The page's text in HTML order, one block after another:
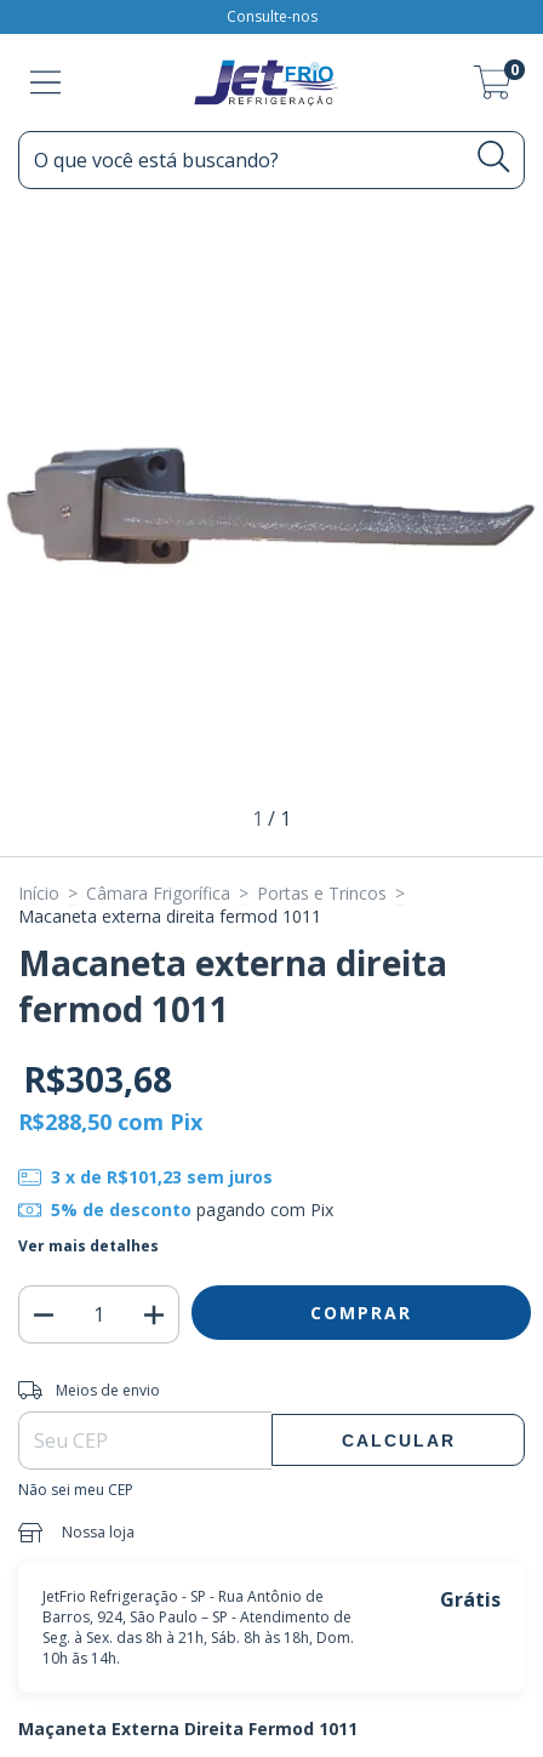
Consulte-nos
0
1 / 1
Início > Câmara Frigorífica > Portas e Trincos >
Macaneta externa direita fermod 1011
Macaneta externa direita
fermod 1011
R$303,68
R$288,50 com Pix
3 x de R$101,23 sem juros
5% de desconto pagando com Pix
Ver mais detalhes
Entregas para o CEP:
Meios de envio
CALCULAR
Não sei meu CEP
Nossa loja
JetFrio Refrigeração - SP - Rua Antônio de
Barros, 924, São Paulo – SP - Atendimento de
Seg. à Sex. das 8h à 21h, Sáb. 8h às 18h, Dom.
10h ãs 14h.
Grátis
Maçaneta Externa Direita Fermod 1011